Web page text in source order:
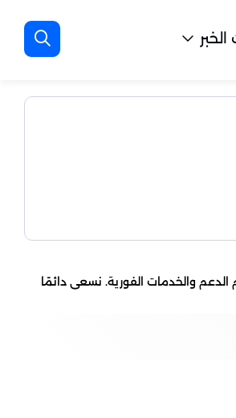
والخدمات الفورية. نسعى دائمًا